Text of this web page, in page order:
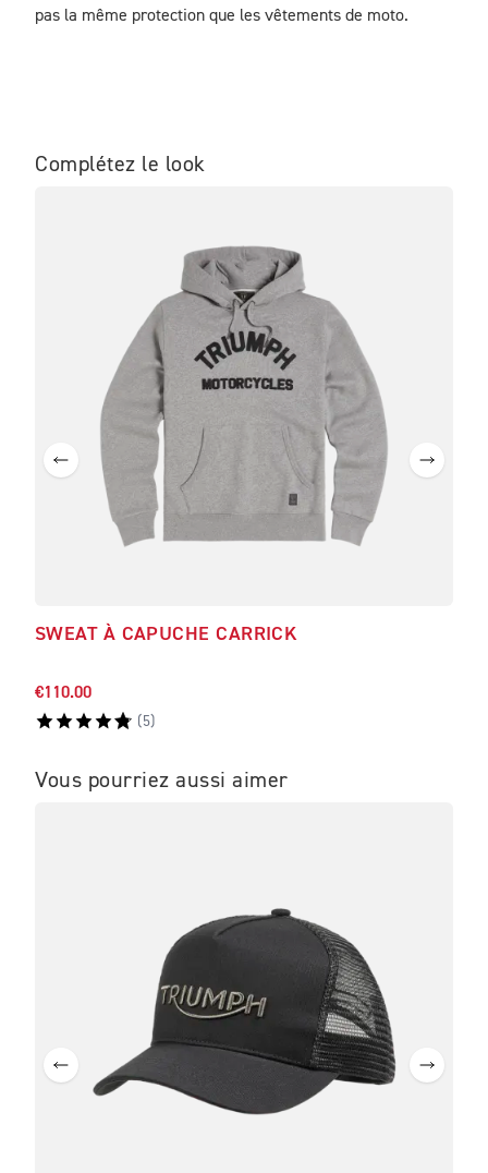
pas la même protection que les vêtements de moto.
Complétez le look
SWEAT À CAPUCHE CARRICK
€110.00
( 5)
Vous pourriez aussi aimer